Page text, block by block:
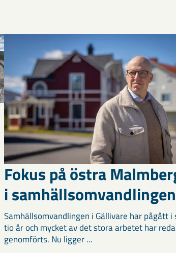
Fokus på östra
i samhällsomvandlingen
Samhällsomvandlingen i Gällivare har pågått i
tio år och mycket av det stora arbetet har
genomförts. Nu ligger ...